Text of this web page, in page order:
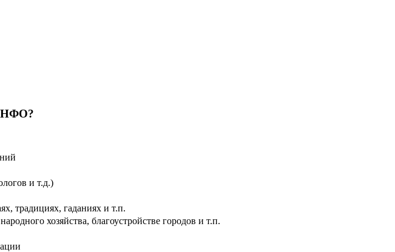
и т.д.)
традициях, гаданиях и т.п.
хозяйства, благоустройстве городов и т.п.